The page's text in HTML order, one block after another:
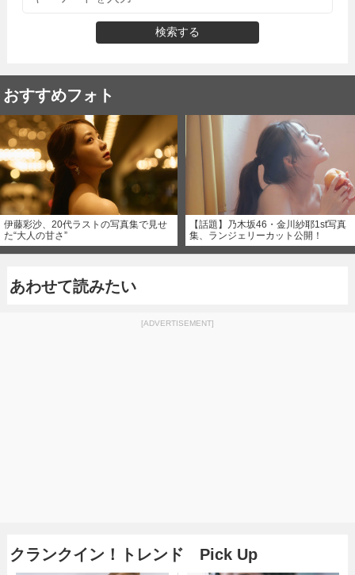
検索する
おすすめフォト
伊藤彩沙、20代ラストの写真集で見せ
た“大人の甘さ”
【話題】乃木坂46・金川紗耶1st写真
集、ランジェリーカット公開！
あわせて読みたい
[ADVERTISEMENT]
クランクイン！トレンド Pick Up